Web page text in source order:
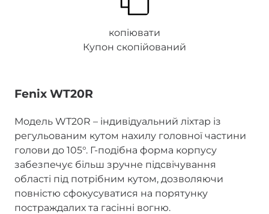
копіювати
Купон скопійований
Fenix WT20R
Модель WT20R – індивідуальний ліхтар із
регульованим кутом нахилу головної частини
голови до 105°. Г-подібна форма корпусу
забезпечує більш зручне підсвічування
області під потрібним кутом, дозволяючи
повністю сфокусуватися на порятунку
постраждалих та гасінні вогню.